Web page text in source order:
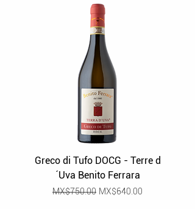
Greco di Tufo DOCG - Terre d
´Uva Benito Ferrara
Regular Price
MX$750.00 Sale Price
MX$640.00